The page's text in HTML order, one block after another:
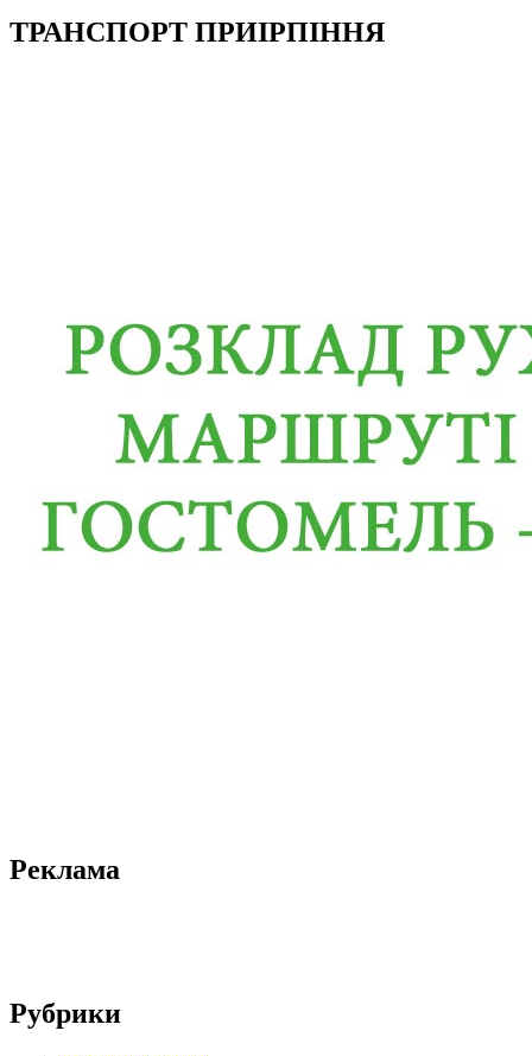
ТРАНСПОРТ ПРИІРПІННЯ
Реклама
Рубрики